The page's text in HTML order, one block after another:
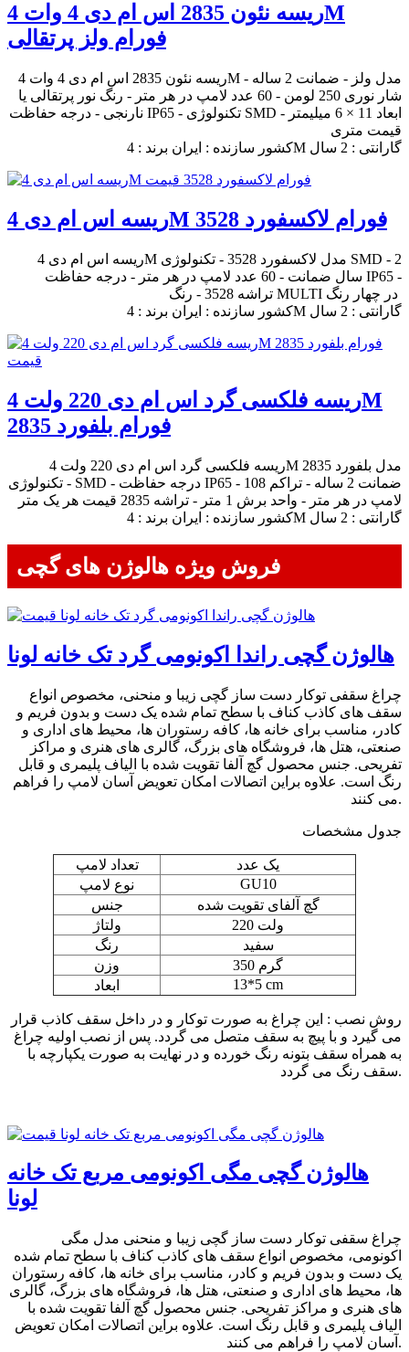
ریسه نئون 2835 اس ام دی 4 وات 4M
فورام ولز پرتقالی
ریسه نئون 2835 اس ام دی 4 وات 4M مدل ولز - ضمانت 2 ساله -
شار نوری 250 لومن - 60 عدد لامپ در هر متر - رنگ نور پرتقالی یا
نارنجی - درجه حفاظت IP65 - تکنولوژی SMD - ابعاد 11 × 6 میلیمتر
قیمت متری
کشور سازنده : ایران برند : 4M گارانتی : 2 سال
ریسه اس ام دی 4M فورام لاکسفورد 3528
ریسه اس ام دی 4M مدل لاکسفورد 3528 - تکنولوژی SMD - 2
سال ضمانت - 60 عدد لامپ در هر متر - درجه حفاظت IP65 -
کشور سازنده : ایران برند : 4M گارانتی : 2 سال
ریسه فلکسی گرد اس ام دی 220 ولت 4M
فورام بلفورد 2835
ریسه فلکسی گرد اس ام دی 220 ولت 4M مدل بلفورد 2835
- تکنولوژی SMD - درجه حفاظت IP65 - ضمانت 2 ساله - تراکم 108
لامپ در هر متر - واحد برش 1 متر - تراشه 2835 قیمت هر یک متر
کشور سازنده : ایران برند : 4M گارانتی : 2 سال
فروش ویژه هالوژن های گچی
هالوژن گچی راندا اکونومی گرد تک خانه لونا
چراغ سقفی توکار دست ساز گچی زیبا و منحنی، مخصوص انواع
سقف های کاذب کناف با سطح تمام شده یک دست و بدون فریم و
کادر، مناسب برای خانه ها، کافه رستوران ها، محیط های اداری و
صنعتی، هتل ها، فروشگاه های بزرگ، گالری های هنری و مراکز
تفریحی. جنس محصول گچ آلفا تقویت شده با الیاف پلیمری و قابل
رنگ است. علاوه براین اتصالات امکان تعویض آسان لامپ را فراهم
می کنند.
جدول مشخصات
تعداد لامپ
یک عدد
نوع لامپ
GU10
جنس
گچ آلفای تقویت شده
ولتاژ
220 ولت
رنگ
سفید
وزن
350 گرم
ابعاد
13*5 cm
روش نصب : این چراغ به صورت توکار و در داخل سقف کاذب قرار
می گیرد و با پیچ به سقف متصل می گردد. پس از نصب اولیه چراغ
به همراه سقف بتونه رنگ خورده و در نهایت به صورت یکپارچه با
سقف رنگ می گردد.
هالوژن گچی مگی اکونومی مربع تک خانه
لونا
چراغ سقفی توکار دست ساز گچی زیبا و منحنی مدل مگی
اکونومی، مخصوص انواع سقف های کاذب کناف با سطح تمام شده
یک دست و بدون فریم و کادر، مناسب برای خانه ها، کافه رستوران
ها، محیط های اداری و صنعتی، هتل ها، فروشگاه های بزرگ، گالری
های هنری و مراکز تفریحی. جنس محصول گچ آلفا تقویت شده با
الیاف پلیمری و قابل رنگ است. علاوه براین اتصالات امکان تعویض
آسان لامپ را فراهم می کنند.